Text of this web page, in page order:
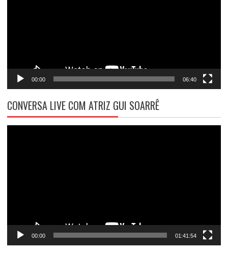
00:00 06:40
CONVERSA LIVE COM ATRIZ GUI SOARRÊ
00:00 01:41:54